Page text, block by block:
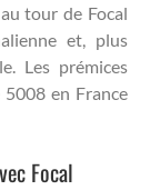
au tour de Focal
et, plus
Les prémices
en France
Focal